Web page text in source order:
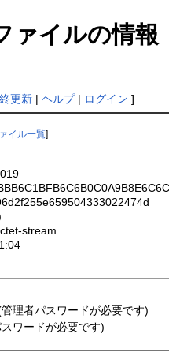
ァイルの情報
更新| ヘルプ| ログイン ]
イル一覧]
stream
理者パスワードが必要です)
ワードが必要です)